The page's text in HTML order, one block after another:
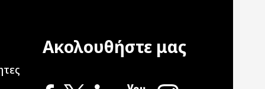
Ακολουθήστε μας